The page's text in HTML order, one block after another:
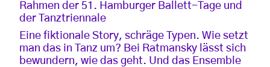
Rahmen der 51. Hamburger Ballett-Tage und
der Tanztriennale
Eine fiktionale Story, schräge Typen. Wie setzt
man das in Tanz um? Bei Ratmansky lässt sich
bewundern, wie das geht. Und das Ensemble